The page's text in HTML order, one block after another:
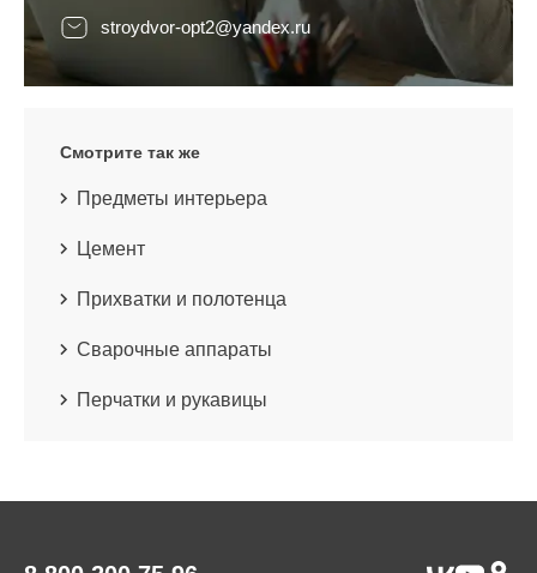
stroydvor-opt2@yandex.ru
Смотрите так же
Предметы интерьера
Цемент
Прихватки и полотенца
Сварочные аппараты
Перчатки и рукавицы